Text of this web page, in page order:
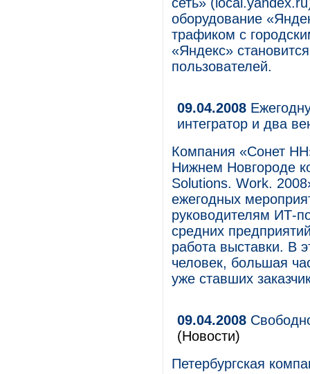
оборудование
трафиком с
«Яндекс»
пользователей.
09.04.2008
интегратор и два
Компания «Сонет
Нижнем Новгороде
Solutions. Work.
ежегодных
руководителям ИТ-
средних
работа выставки. В
человек, большая
уже ставших
09.04.2008
(Новости)
Петербургская